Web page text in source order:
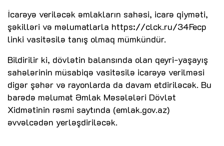
İcarəyə veriləcək əmlakların sahəsi, icarə qiyməti,
şəkilləri və məlumatlarla https://clck.ru/34Fecp
linki vasitəsilə tanış olmaq mümkündür.
Bildirilir ki, dövlətin balansında olan qeyri-yaşayış
sahələrinin müsabiqə vasitəsilə icarəyə verilməsi
digər şəhər və rayonlarda da davam etdiriləcək. Bu
barədə məlumat Əmlak Məsələləri Dövlət
Xidmətinin rəsmi saytında (emlak.gov.az)
əvvəlcədən yerləşdiriləcək.